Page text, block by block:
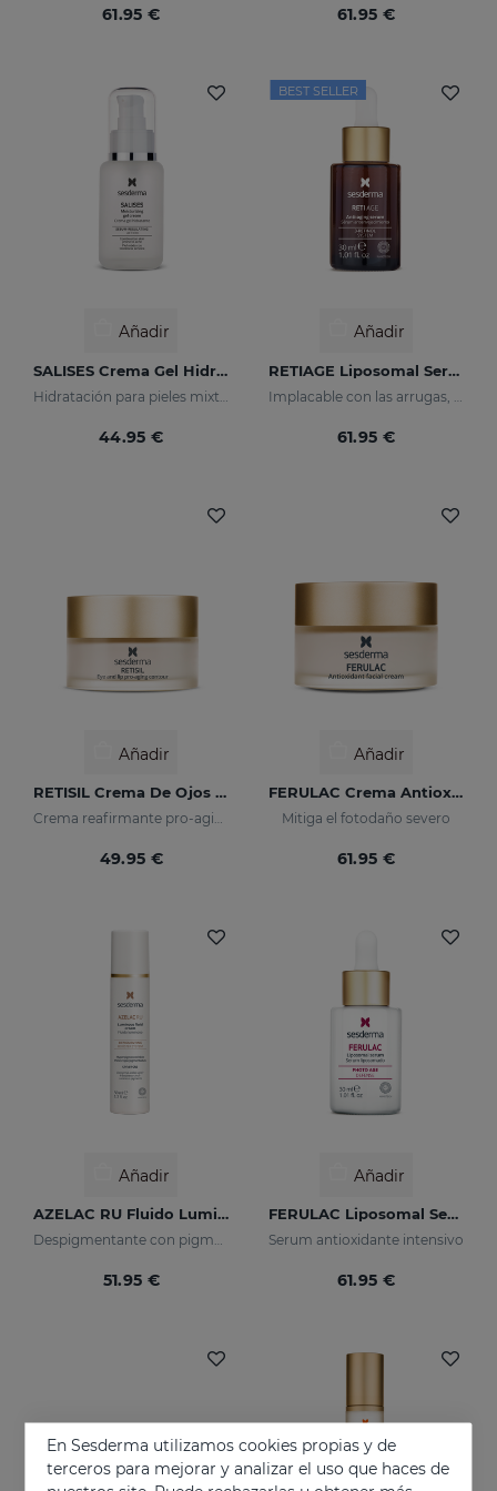
61.95 € 61.95 €
Añadir
SALISES Crema Gel Hidratante
44.95 €
BEST SELLER
Añadir
RETIAGE Liposomal Serum
61.95 €
Añadir
RETISIL Crema De Ojos Y Labios
Crema reafirmante pro-aging para el contorno de ojos y labios
49.95 €
Añadir
FERULAC Crema Antioxidante
Mitiga el fotodaño severo
61.95 €
Añadir
AZELAC RU Fluido Luminoso
Despigmentante con pigmentos luminosos y filtros solares
51.95 €
Añadir
FERULAC Liposomal Serum
Serum antioxidante intensivo
61.95 €
En Sesderma utilizamos cookies propias y de
terceros para mejorar y analizar el uso que haces de